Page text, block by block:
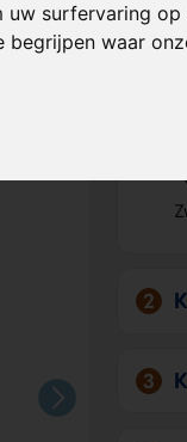
surfervaring
waar
2
3